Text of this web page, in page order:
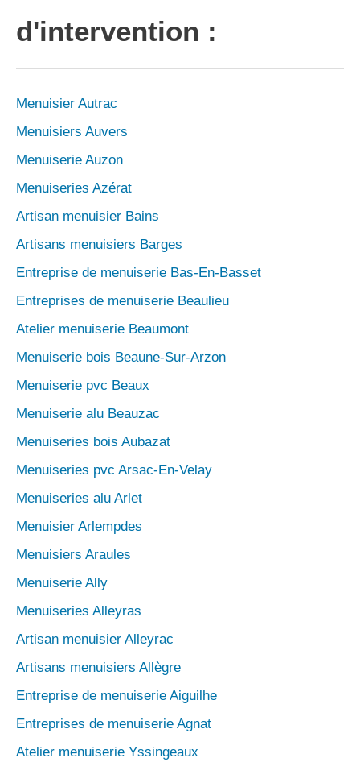
d'intervention :
Menuisier Autrac
Menuisiers Auvers
Menuiserie Auzon
Menuiseries Azérat
Artisan menuisier Bains
Artisans menuisiers Barges
Entreprise de menuiserie Bas-En-Basset
Entreprises de menuiserie Beaulieu
Atelier menuiserie Beaumont
Menuiserie bois Beaune-Sur-Arzon
Menuiserie pvc Beaux
Menuiserie alu Beauzac
Menuiseries bois Aubazat
Menuiseries pvc Arsac-En-Velay
Menuiseries alu Arlet
Menuisier Arlempdes
Menuisiers Araules
Menuiserie Ally
Menuiseries Alleyras
Artisan menuisier Alleyrac
Artisans menuisiers Allègre
Entreprise de menuiserie Aiguilhe
Entreprises de menuiserie Agnat
Atelier menuiserie Yssingeaux